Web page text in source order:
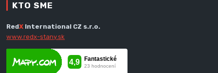
KTO SME
RedX International CZ s.r.o.
www.redx-stany.sk